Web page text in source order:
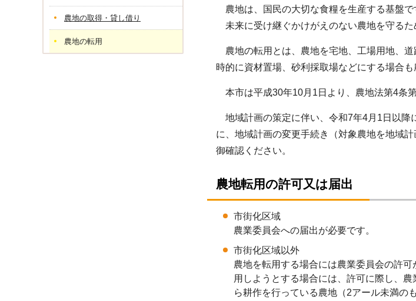
農地は、国民の大切な食糧を生産する基盤で
未来に受け継ぐかけがえのない農地を守るた
農地の転用とは、農地を宅地、工場用地、
時的に資材置場、砂利採取場などにする場合も
本市は平成30年10月1日より、農地法第4条
地域計画の策定に伴い、令和7年4月1日以降
に、地域計画の変更手続き（対象農地を地域
御確認ください。
農地転用の許可又は届出
市街化区域
農業委員会への届出が必要です。
市街化区域以外
農地を転用する場合には農業委員会の許
用しようとする場合には、許可に際し、
ら耕作を行っている農地（2アール未満の
農地の取得・貸し借り
農地の転用